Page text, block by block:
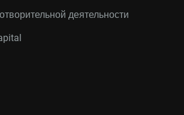
деятельности